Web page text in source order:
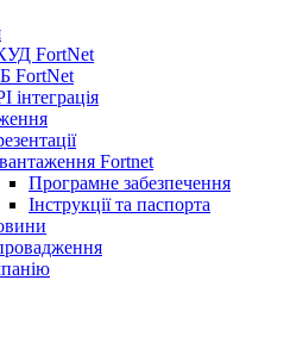
FortNet
FortNet
інтеграція
Fortnet
Програмне забезпечення
Інструкції та паспорта